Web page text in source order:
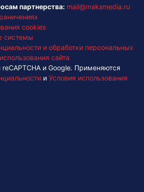
партнерства: mail@maksmedia.ru
cookies
системы
и обработки персональных
сайта
и Google. Применяются
и Условия использования